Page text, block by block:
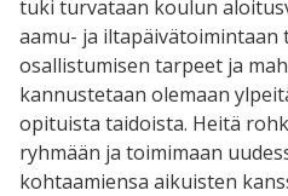
tuki turvataan koulun
aamu- ja
osallistumisen tarpeet ja
kannustetaan olemaan
opituista taidoista. Heitä
ryhmään ja toimimaan
kohtaamiensa aikuisten